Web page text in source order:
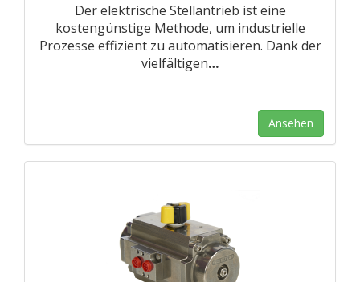
Der elektrische Stellantrieb ist eine
kostengünstige Methode, um industrielle
Prozesse effizient zu automatisieren. Dank der
vielfältigen…
Ansehen